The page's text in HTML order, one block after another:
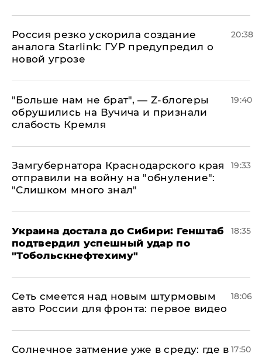
​Россия резко ускорила создание
аналога Starlink: ГУР предупредил о
новой угрозе
20:38
​"Больше нам не брат", — Z-блогеры
обрушились на Вучича и признали
слабость Кремля
19:40
Замгубернатора Краснодарского края
отправили на войну на "обнуление":
"Слишком много знал"
19:33
Украина достала до Сибири: Генштаб
подтвердил успешный удар по
"Тобольскнефтехиму"
18:35
Сеть смеется над новым штурмовым
авто России для фронта: первое видео
18:06
​Солнечное затмение уже в среду: где в 17:50